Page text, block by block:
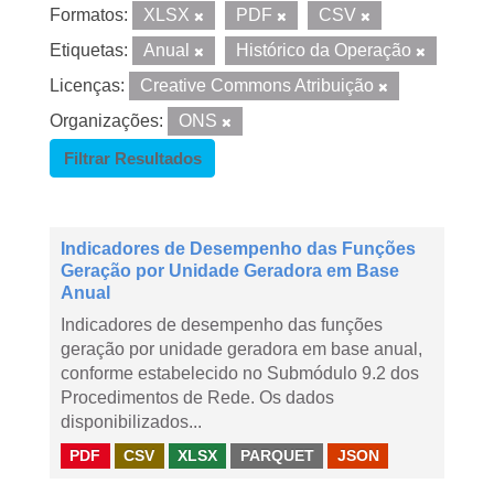
Formatos: XLSX PDF
CSV
Etiquetas:
Anual
Histórico da Operação
Licenças:
Creative Commons Atribuição
Organizações:
ONS
Filtrar Resultados
Indicadores de Desempenho das Funções
Geração por Unidade Geradora em Base
Anual
Indicadores de desempenho das funções
geração por unidade geradora em base anual,
conforme estabelecido no Submódulo 9.2 dos
Procedimentos de Rede. Os dados
disponibilizados...
PDF CSV XLSX PARQUET JSON